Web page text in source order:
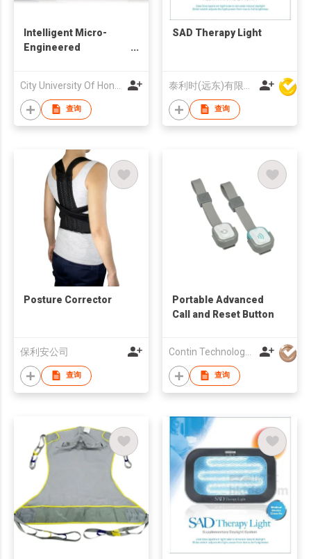
Intelligent Micro-
Engineered
查询
SAD Therapy Light
查询
Posture Corrector
保利安公司
查询
Portable Advanced
Call and Reset Button
查询